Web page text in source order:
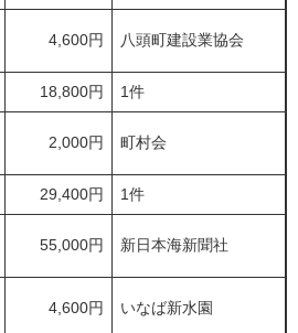
4,600円 八頭町建設業協会
18,800円 1件
2,000円 町村会
29,400円 1件
55,000円 新日本海新聞社
4,600円 いなば新水園